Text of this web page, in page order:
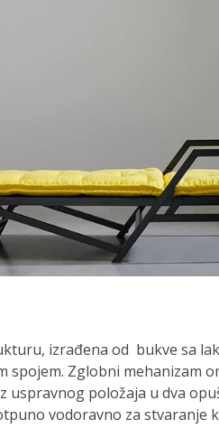
izrađena od bukve sa
spojem. Zglobni mehanizam
uspravnog položaja u dva
vodoravno za stvaranje